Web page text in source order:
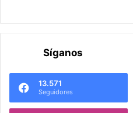
Síganos
13.571
Seguidores